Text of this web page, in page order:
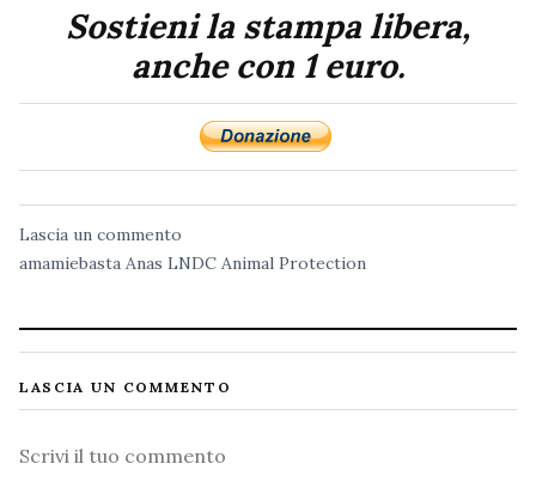
Sostieni la stampa libera,
anche con 1 euro.
Lascia un commento
amamiebasta Anas LNDC Animal Protection
LASCIA UN COMMENTO
Commento